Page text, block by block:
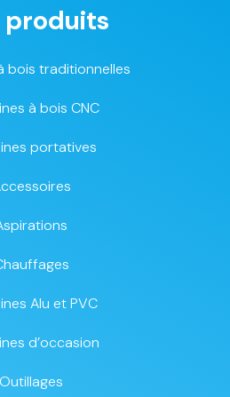
produits
bois traditionnelles
à bois CNC
portatives
Alu et PVC
d’occasion
Outillages